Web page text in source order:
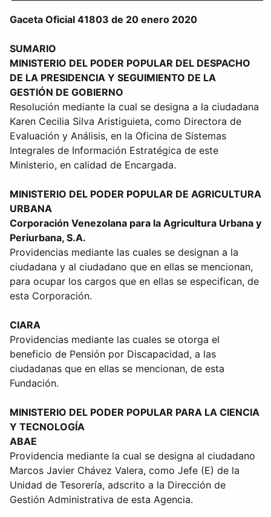
Gaceta Oficial 41803 de 20 enero 2020
SUMARIO
MINISTERIO DEL PODER POPULAR DEL DESPACHO
DE LA PRESIDENCIA Y SEGUIMIENTO DE LA
GESTIÓN DE GOBIERNO
Resolución mediante la cual se designa a la ciudadana
Karen Cecilia Silva Aristiguieta, como Directora de
Evaluación y Análisis, en la Oficina de Sistemas
Integrales de Información Estratégica de este
Ministerio, en calidad de Encargada.
MINISTERIO DEL PODER POPULAR DE AGRICULTURA
URBANA
Corporación Venezolana para la Agricultura Urbana y
Periurbana, S.A.
Providencias mediante las cuales se designan a la
ciudadana y al ciudadano que en ellas se mencionan,
para ocupar los cargos que en ellas se especifican, de
esta Corporación.
CIARA
Providencias mediante las cuales se otorga el
beneficio de Pensión por Discapacidad, a las
ciudadanas que en ellas se mencionan, de esta
Fundación.
MINISTERIO DEL PODER POPULAR PARA LA CIENCIA
Y TECNOLOGÍA
ABAE
Providencia mediante la cual se designa al ciudadano
Marcos Javier Chávez Valera, como Jefe (E) de la
Unidad de Tesorería, adscrito a la Dirección de
Gestión Administrativa de esta Agencia.